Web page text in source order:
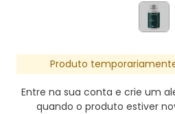
Produto
Entre na sua conta e crie um
quando o produto estiver